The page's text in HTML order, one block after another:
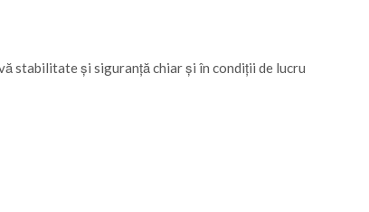
stabilitate și siguranță chiar și în condiții de lucru